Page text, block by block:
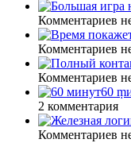
Комментариев
Комментариев
Комментариев
60
2 комментария
Комментариев